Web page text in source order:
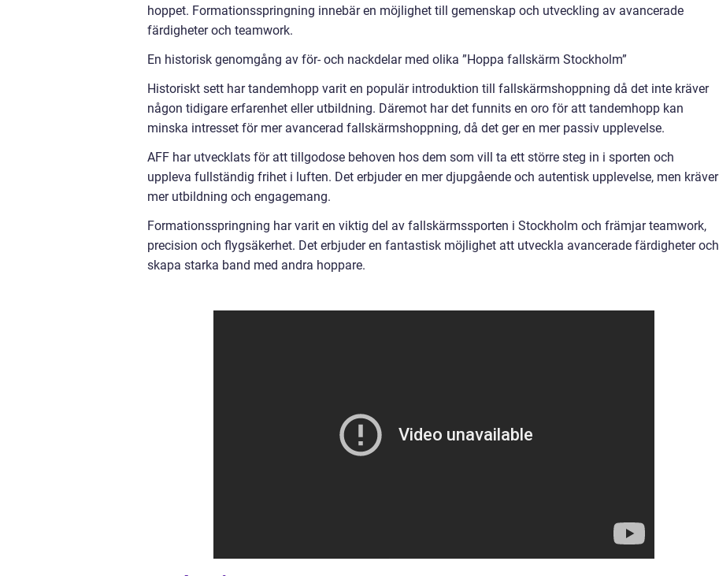
hoppet. Formationsspringning innebär en möjlighet till gemenskap och utveckling av avancerade
färdigheter och teamwork.
En historisk genomgång av för- och nackdelar med olika ”Hoppa fallskärm Stockholm”
Historiskt sett har tandemhopp varit en populär introduktion till fallskärmshoppning då det inte kräver
någon tidigare erfarenhet eller utbildning. Däremot har det funnits en oro för att tandemhopp kan
minska intresset för mer avancerad fallskärmshoppning, då det ger en mer passiv upplevelse.
AFF har utvecklats för att tillgodose behoven hos dem som vill ta ett större steg in i sporten och
uppleva fullständig frihet i luften. Det erbjuder en mer djupgående och autentisk upplevelse, men kräver
mer utbildning och engagemang.
Formationsspringning har varit en viktig del av fallskärmssporten i Stockholm och främjar teamwork,
precision och flygsäkerhet. Det erbjuder en fantastisk möjlighet att utveckla avancerade färdigheter och
skapa starka band med andra hoppare.